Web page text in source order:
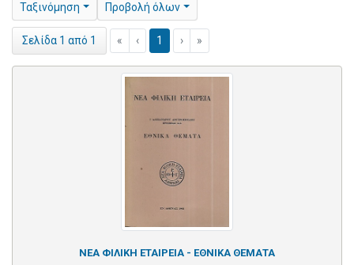
Ταξινόμηση Προβολή όλων
Σελίδα 1 από 1 « ‹ 1 › »
ΝΕΑ ΦΙΛΙΚΗ ΕΤΑΙΡΕΙΑ - ΕΘΝΙΚΑ ΘΕΜΑΤΑ